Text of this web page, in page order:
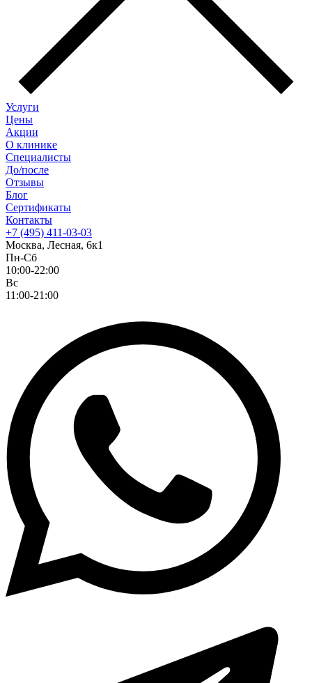
Услуги
Цены
Акции
О клинике
Специалисты
До/после
Отзывы
Блог
Сертификаты
Контакты
+7 (495) 411-03-03
Москва, Лесная, 6к1
Пн-Сб
10:00-22:00
Вс
11:00-21:00